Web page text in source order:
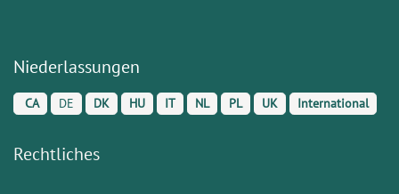
Niederlassungen
CA DE DK HU IT NL PL UK International
Rechtliches